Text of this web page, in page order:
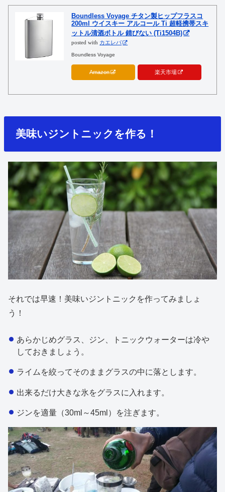
Boundless Voyage チタン製ヒップフラスコ
200ml ウイスキー アルコール Ti 超軽携帯スキ
ットル清酒ボトル 錆びない (Ti1504B)
posted with カエレバ
Boundless Voyage
Amazon 楽天市場
美味いジントニックを作る！
それでは早速！美味いジントニックを作ってみましょ
う！
あらかじめグラス、ジン、トニックウォーターは冷や
しておきましょう。
ライムを絞ってそのままグラスの中に落とします。
出来るだけ大きな氷をグラスに入れます。
ジンを適量（30ml～45ml）を注ぎます。